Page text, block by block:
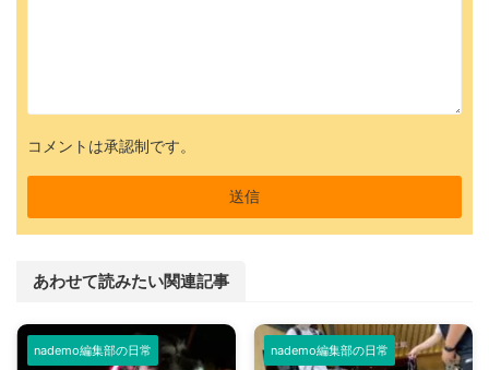
コメントは承認制です。
あわせて読みたい関連記事
nademo編集部の日常 nademo編集部の日常